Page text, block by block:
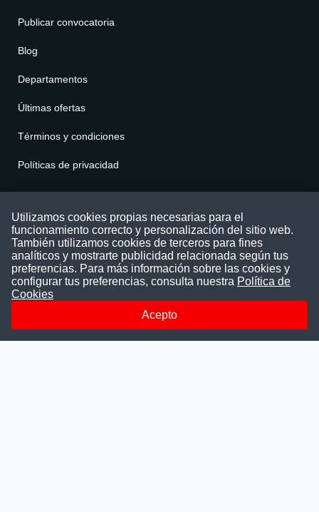
Publicar convocatoria
Blog
Departamentos
Últimas ofertas
Términos y condiciones
Políticas de privacidad
Puede comunicarse con nosotros a través
nuestras redes sociales o del correo:
contacto@convocatoriasdetrabajo.com
Siguenos en:
Utilizamos cookies propias necesarias para el
funcionamiento correcto y personalización del sitio web.
También utilizamos cookies de terceros para fines
analíticos y mostrarte publicidad relacionada según tus
preferencias. Para más información sobre las cookies y
configurar tus preferencias, consulta nuestra Política de
Cookies
Acepto